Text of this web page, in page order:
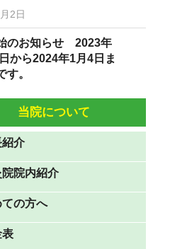
2日
のお知らせ 2023年
から2024年1月4日ま
す。
(水)6日(木)は臨時休診
当院について
紹介
院内紹介
の方へ
表